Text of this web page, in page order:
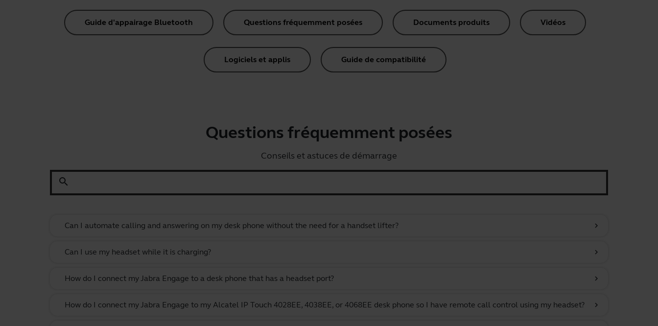
Guide d'appairage Bluetooth Questions fréquemment posées Documents produits Vidéos
Logiciels et applis Guide de compatibilité
Questions fréquemment posées
Conseils et astuces de démarrage
search
Can I automate calling and answering on my desk phone without the need for a handset lifter? chevron_right
Can I use my headset while it is charging? chevron_right
How do I connect my Jabra Engage to a desk phone that has a headset port? chevron_right
How do I connect my Jabra Engage to my Alcatel IP Touch 4028EE, 4038EE, or 4068EE desk phone so I have remote call control using my headset? chevron_right